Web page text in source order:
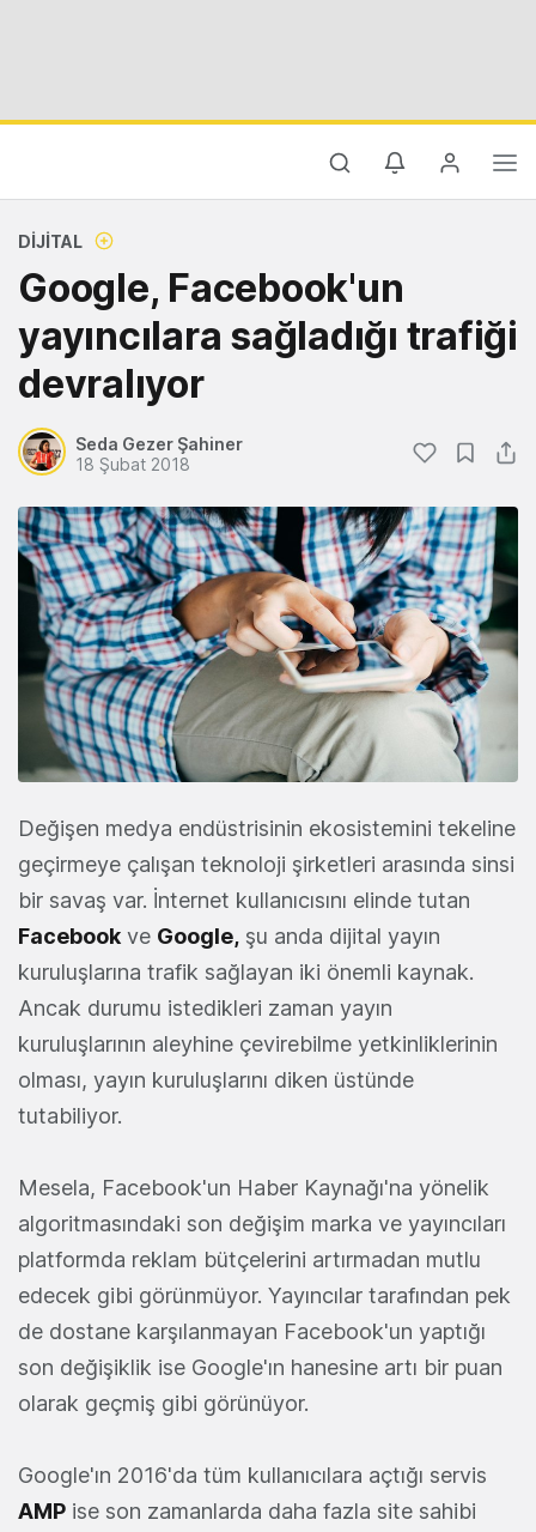
DIJITAL
Google, Facebook'un
yayıncılara sağladığı trafiği
devralıyor
Seda Gezer Şahiner
18 Şubat 2018
Değişen medya endüstrisinin ekosistemini tekeline
geçirmeye çalışan teknoloji şirketleri arasında sinsi
bir savaş var. İnternet kullanıcısını elinde tutan
Facebook ve Google, şu anda dijital yayın
kuruluşlarına trafik sağlayan iki önemli kaynak.
Ancak durumu istedikleri zaman yayın
kuruluşlarının aleyhine çevirebilme yetkinliklerinin
olması, yayın kuruluşlarını diken üstünde
tutabiliyor.
Mesela, Facebook'un Haber Kaynağı'na yönelik
algoritmasındaki son değişim marka ve yayıncıları
platformda reklam bütçelerini artırmadan mutlu
edecek gibi görünmüyor. Yayıncılar tarafından pek
de dostane karşılanmayan Facebook'un yaptığı
son değişiklik ise Google'ın hanesine artı bir puan
olarak geçmiş gibi görünüyor.
Google'ın 2016'da tüm kullanıcılara açtığı servis
AMP ise son zamanlarda daha fazla site sahibi